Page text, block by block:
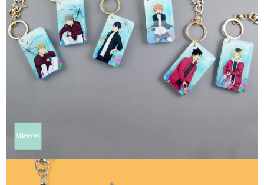
是否繳費成功／繳費後需取消欲退款等相關疑問，請聯繫「AFTEE先享後付
客戶支援中心」
https://netprotections.freshdesk.com/support/home
【注意事項】
１．透過由恩沛科技股份有限公司提供之「AFTEE先享後付」服務完成之交
易，需依本服務之必要範圍內提供個人資料，並將交易相關給付款項請求債
權轉讓予恩沛科技股份有限公司。
２．關於個人資料處理事宜，請瀏覽以下網址：
任。
４．使用「AFTEE先享後付」時，將依據個別帳號之用戶狀況，依本公司即
５．嚴禁一人註冊多個帳號或使用他人資訊註冊。若發現惡意使用之情形，
恩沛科技股份有限公司將有權停止該用戶之使用額度並採取法律行動。
每筆NT$60，滿NT$499(含以上)免運費
宅配
每筆NT$120，滿NT$499(含以上)免運費
海外宅配 查看運費